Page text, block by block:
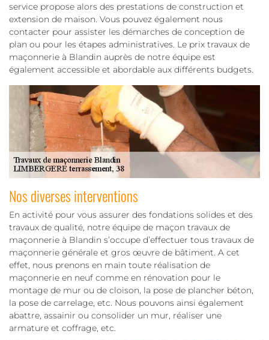
service propose alors des prestations de construction et
extension de maison. Vous pouvez également nous
contacter pour assister les démarches de conception de
plan ou pour les étapes administratives. Le prix travaux de
maçonnerie à Blandin auprès de notre équipe est
également accessible et abordable aux différents budgets.
Nos diverses interventions
En activité pour vous assurer des fondations solides et des
travaux de qualité, notre équipe de maçon travaux de
maçonnerie à Blandin s’occupe d’effectuer tous travaux de
maçonnerie générale et gros œuvre de bâtiment. A cet
effet, nous prenons en main toute réalisation de
maçonnerie en neuf comme en rénovation pour le
montage de mur ou de cloison, la pose de plancher béton,
la pose de carrelage, etc. Nous pouvons ainsi également
abattre, assainir ou consolider un mur, réaliser une
armature et coffrage, etc.